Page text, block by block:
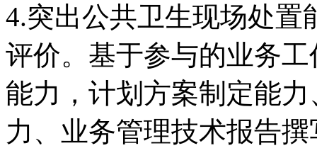
4.突出公共卫生现场处置
评价。基于参与的业务
能力，计划方案制定能
力、业务管理技术报告